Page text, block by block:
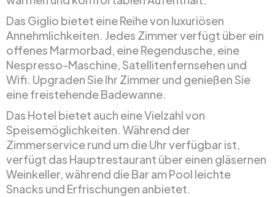
Das Giglio bietet eine Reihe von luxuriösen
Annehmlichkeiten. Jedes Zimmer verfügt über ein
offenes Marmorbad, eine Regendusche, eine
Nespresso-Maschine, Satellitenfernsehen und
Wifi. Upgraden Sie Ihr Zimmer und genießen Sie
eine freistehende Badewanne.
Das Hotel bietet auch eine Vielzahl von
Speisemöglichkeiten. Während der
Zimmerservice rund um die Uhr verfügbar ist,
verfügt das Hauptrestaurant über einen gläsernen
Weinkeller, während die Bar am Pool leichte
Snacks und Erfrischungen anbietet.